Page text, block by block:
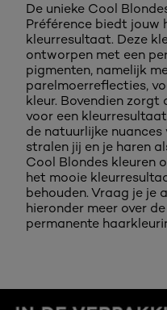
De unieke Cool
Préférence biedt jouw
kleurresultaat. Deze
ontworpen met een
pigmenten, namelijk
parelmoerreflecties,
kleur. Bovendien zorgt
voor een
de natuurlijke
stralen jij en je haren
Cool Blondes kleuren
het mooie
behouden. Vraag je je
hieronder meer over
permanente